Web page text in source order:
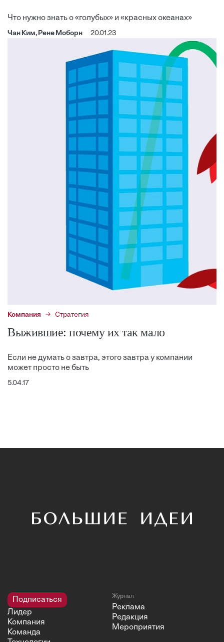
Что нужно знать о «голубых» и «красных океанах»
Чан Ким, Рене Моборн 20.01.23
Компания Стратегия
Выжившие: почему их так мало
Если не думать о завтра, этого завтра у компании
может просто не быть
5.04.17
Подписаться
Лидер
Компания
Команда
Журнал
Реклама
Редакция
Мероприятия